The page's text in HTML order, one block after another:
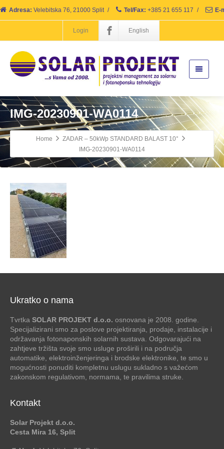
Adresa: Velebitska 76, 21000 Split / Tel/Fax: +385 21 655 117 / E-
Login English
IMG-20230901-WA0114
Home
ZADAR – 50kWp STANDARD BALAST 10°
IMG-20230901-WA0114
Ukratko o nama
Tvrtka SOLAR PROJEKT d.o.o. osnovana je 2008. godine.
Specijalizirani smo za poslove projektiranja, prodaje, instalacije i
održavanja fotonaponskih solarnih sustava. Odgovarajući na
zahtjeve tržišta svoje smo usluge proširili i na područja
automatike, elektroinženjeringa i brodske elektronike, te smo u
mogućnosti ponuditi kompletnu uslugu sukladno s važećom
zakonskom regulativom, normama, te pravilima struke.
Kontakt
Solar Projekt d.o.o.
Cesta Mira 16, Split